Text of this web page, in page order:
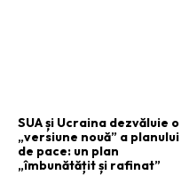
SUA și Ucraina dezvăluie o
„versiune nouă” a planului
de pace: un plan
„îmbunătățit și rafinat”